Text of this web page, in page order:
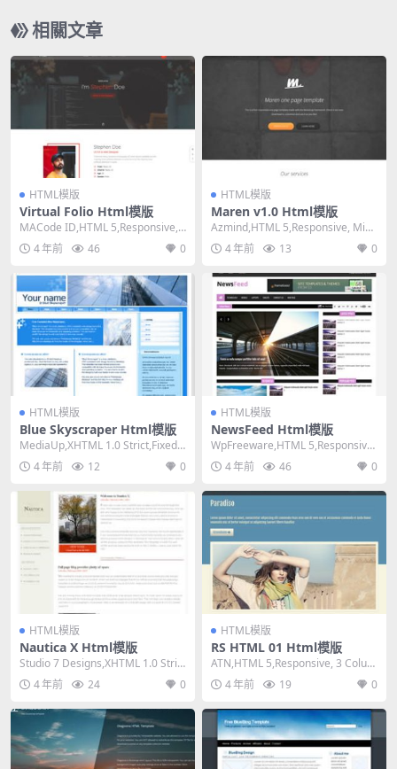
相關文章
HTML模版
Virtual Folio Html模版
MACode ID,HTML 5,Responsive,
4 Columns,M...
4 年前 46 0
HTML模版
Maren v1.0 Html模版
Azmind,HTML 5,Responsive, Mixe
d Columns,...
4 年前 13 0
HTML模版
Blue Skyscraper Html模版
MediaUp,XHTML 1.0 Strict,Fixed
Width, 2 ...
4 年前 12 0
HTML模版
NewsFeed Html模版
WpFreeware,HTML 5,Responsive,
Mixed Colu...
4 年前 46 0
HTML模版
Nautica X Html模版
Studio 7 Designs,XHTML 1.0 Stric
t,Fixed ...
4 年前 24 0
HTML模版
RS HTML 01 Html模版
ATN,HTML 5,Responsive, 3 Colum
ns,Dark on...
4 年前 19 0